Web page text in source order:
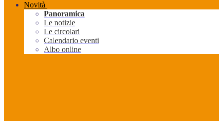
Novità
Panoramica
Le notizie
Le circolari
Calendario eventi
Albo online